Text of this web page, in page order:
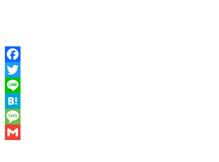
F
a
c
e
b
o
T
w
i
t
t
L
i
n
e
H
a
t
M